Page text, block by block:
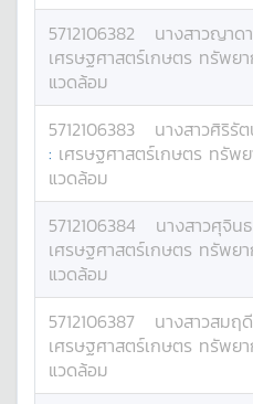
5712106382 นางสาวญาดา
เศรษฐศาสตร์เกษตร ทรัพยา
แวดล้อม
5712106383 นางสาวศิริรั
: เศรษฐศาสตร์เกษตร ทรัพ
แวดล้อม
5712106384 นางสาวศุจิน
เศรษฐศาสตร์เกษตร ทรัพยา
แวดล้อม
5712106387 นางสาวสมฤดี
เศรษฐศาสตร์เกษตร ทรัพยา
แวดล้อม